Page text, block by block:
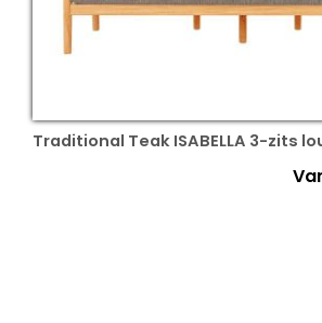
Traditional Teak ISABELLA 3-zits